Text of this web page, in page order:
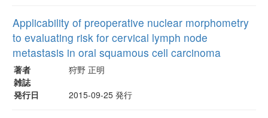
Applicability of preoperative nuclear morphometry
to evaluating risk for cervical lymph node
metastasis in oral squamous cell carcinoma
著者
狩野 正明
雑誌
発行日
2015-09-25 発行